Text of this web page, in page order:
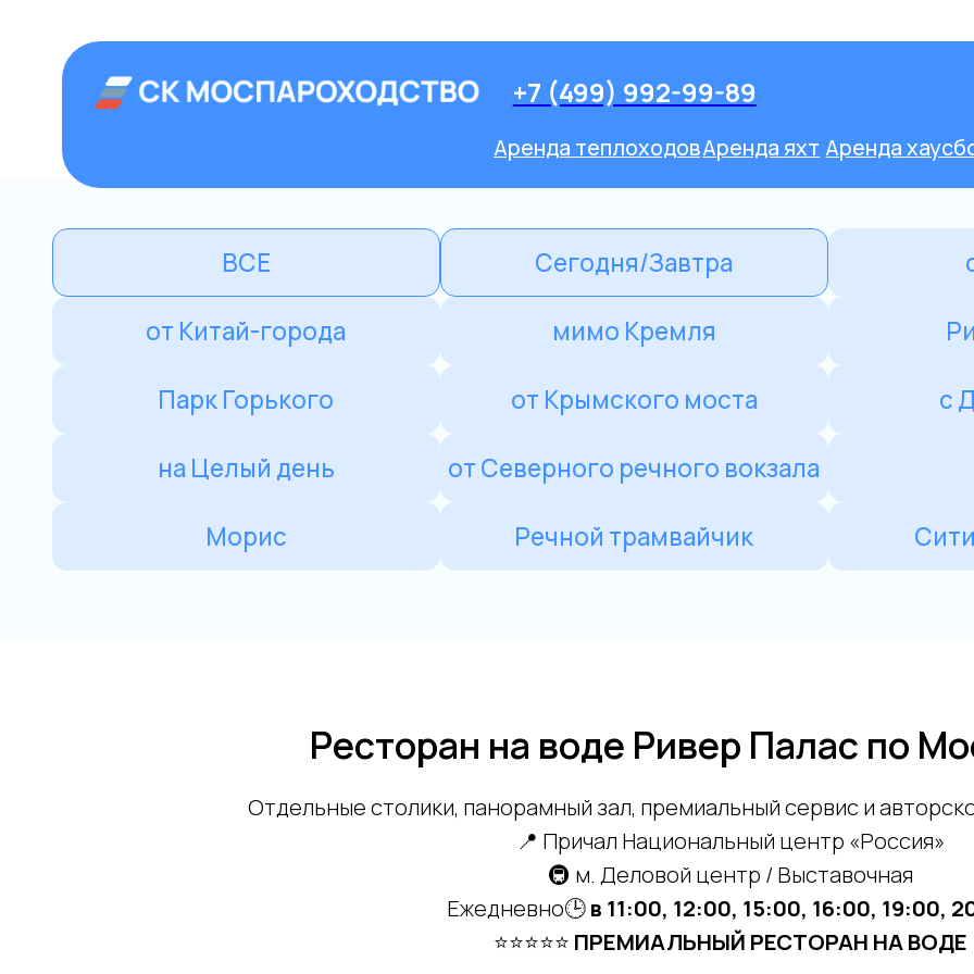
Аренда теплоходов Аренда яхтАренда хаусботовРечные прогулки
Ресторан на воде Ривер Палас
ВСЕ Сегодня/Завтра с Ужином
от Китай-города мимо Кремля Ривер Палас
от Крымского моста с Дискотекой
на Целый день от Северного речного вокзала с Гидом
Речной трамвайчик
Ресторан на воде Ривер Палас по
Отдельные столики, панорамный зал, премиальный сервис и
📍 Причал Национальный центр «Россия»
🚇 м. Деловой центр / Выставочная
Ежедневно🕒в 11:00, 12:00, 15:00, 16:00, 19:00,
⭐⭐⭐⭐⭐ ПРЕМИАЛЬНЫЙ РЕСТОРАН НА ВОДЕ